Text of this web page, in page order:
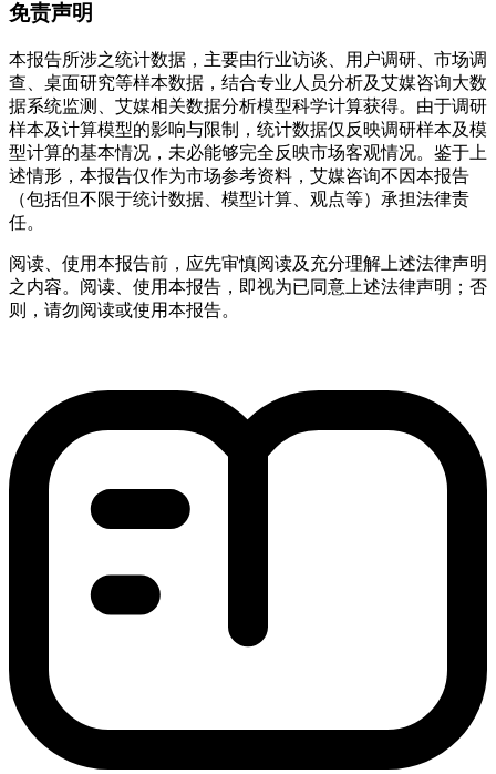
免责声明
本报告所涉之统计数据，主要由行业访谈、用户调研、市场调
查、桌面研究等样本数据，结合专业人员分析及艾媒咨询大数
据系统监测、艾媒相关数据分析模型科学计算获得。由于调研
样本及计算模型的影响与限制，统计数据仅反映调研样本及模
型计算的基本情况，未必能够完全反映市场客观情况。鉴于上
述情形，本报告仅作为市场参考资料，艾媒咨询不因本报告
（包括但不限于统计数据、模型计算、观点等）承担法律责
任。
阅读、使用本报告前，应先审慎阅读及充分理解上述法律声明
之内容。阅读、使用本报告，即视为已同意上述法律声明；否
则，请勿阅读或使用本报告。